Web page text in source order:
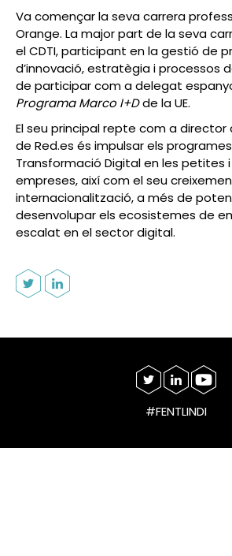
Va començar la seva carrera
Orange. La major part de la seva
el CDTI, participant en la gestió de
d’innovació, estratègia i processos
de participar com a delegat
Programa MarcoI+Dde la UE.
El seu principal repte com a director
de Red.es és impulsar els
Transformació Digital en les petites
empreses, així com el seu
internacionalització, a més de
desenvolupar els ecosistemes de
escalat en el sector digital.
#FENTLINDI